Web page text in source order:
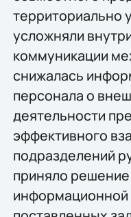
территориально
усложняли
коммуникации
снижалась
персонала о
деятельности
эффективного
подразделений
приняло